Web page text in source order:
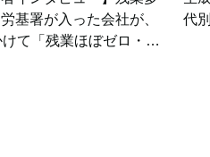
基署が入った会社が、
て「残業ほぼゼロ・社
代